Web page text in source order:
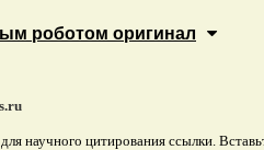
роботом оригинал
научного цитирования ссылки.